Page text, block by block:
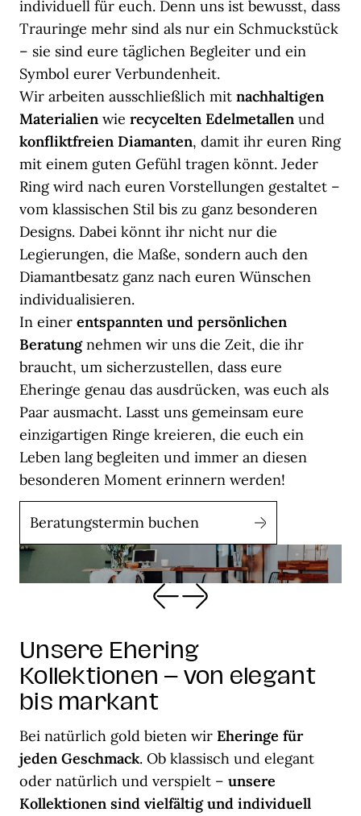
individuell für euch. Denn uns ist bewusst, dass
Trauringe mehr sind als nur ein Schmuckstück
– sie sind eure täglichen Begleiter und ein
Symbol eurer Verbundenheit.
Wir arbeiten ausschließlich mit nachhaltigen
Materialien wie recycelten Edelmetallen und
konfliktfreien Diamanten, damit ihr euren Ring
mit einem guten Gefühl tragen könnt. Jeder
Ring wird nach euren Vorstellungen gestaltet –
vom klassischen Stil bis zu ganz besonderen
Designs. Dabei könnt ihr nicht nur die
Legierungen, die Maße, sondern auch den
Diamantbesatz ganz nach euren Wünschen
individualisieren.
In einer entspannten und persönlichen
Beratungnehmen wir uns die Zeit, die ihr
braucht, um sicherzustellen, dass eure
Eheringe genau das ausdrücken, was euch als
Paar ausmacht. Lasst uns gemeinsam eure
einzigartigen Ringe kreieren, die euch ein
Leben lang begleiten und immer an diesen
besonderen Moment erinnern werden!
Beratungstermin buchen
Unsere Ehering
Kollektionen – von elegant
bis markant
Bei natürlich gold bieten wir Eheringe für
jeden Geschmack. Ob klassisch und elegant
oder natürlich und verspielt – unsere
Kollektionen sind vielfältig und individuell